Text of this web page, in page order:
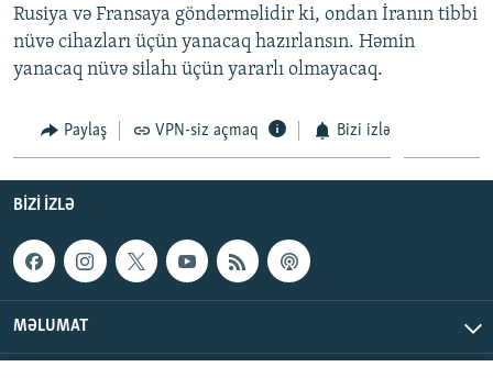
AZADLIQRADIOSU MOBIL TELEFONUNUZDA
BIZIMLƏ ƏLAQƏ
RFE/RL-in bütün saytları
Rusiya və Fransaya göndərməlidir ki, ondan İranın tibbi
nüvə cihazları üçün yanacaq hazırlansın. Həmin
yanacaq nüvə silahı üçün yararlı olmayacaq.
Paylaş VPN-siz açmaq Bizi izlə
BIZI IZLƏ
MƏLUMAT